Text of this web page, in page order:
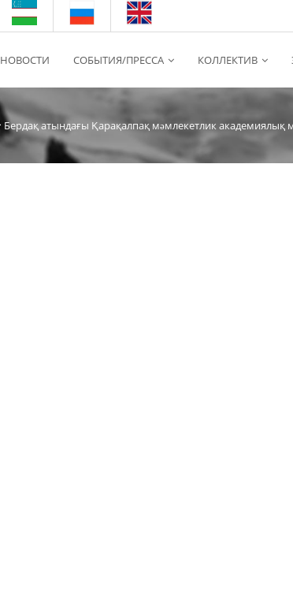
НОВОСТИ СОБЫТИЯ/ПРЕССА КОЛЛЕКТИВ
Бердақ атындағы Қарақалпақ мəмлекетлик академиялық